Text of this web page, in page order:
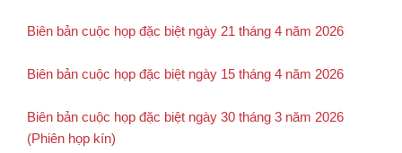
Biên bản cuộc họp đặc biệt ngày 21 tháng 4 năm 2026
Biên bản cuộc họp đặc biệt ngày 15 tháng 4 năm 2026
Biên bản cuộc họp đặc biệt ngày 30 tháng 3 năm 2026
(Phiên họp kín)